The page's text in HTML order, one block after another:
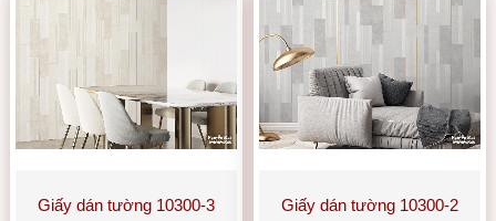
Giấy dán tường 10300-3 Giấy dán tường 10300-2